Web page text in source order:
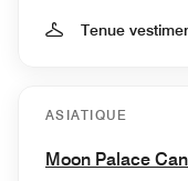
Tenue
ASIATIQUE
Moon Palace